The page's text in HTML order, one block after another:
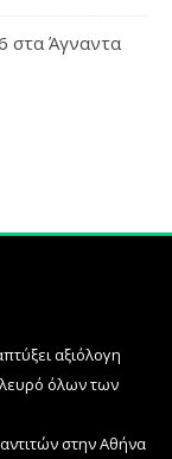
στα Άγναντα
αξιόλογη
όλων των
στην Αθήνα